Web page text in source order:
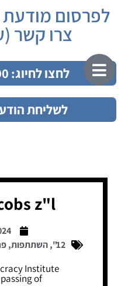
לפרסום
צרו קשר
לחצו לחיוג: 077-9971000
לשליחת
z"l
12"
,השתתפות,
Institute
of